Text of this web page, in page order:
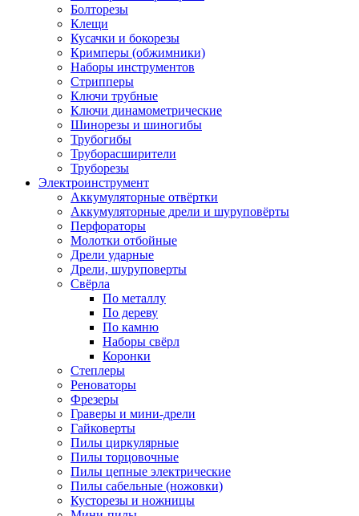
Болторезы
Клещи
Кусачки и бокорезы
Кримперы (обжимники)
Наборы инструментов
Стрипперы
Ключи трубные
Ключи динамометрические
Шинорезы и шиногибы
Трубогибы
Труборасширители
Труборезы
Электроинструмент
Аккумуляторные отвёртки
Аккумуляторные дрели и шуруповёрты
Перфораторы
Молотки отбойные
Дрели ударные
Дрели, шуруповерты
Свёрла
По металлу
По дереву
По камню
Наборы свёрл
Коронки
Степлеры
Реноваторы
Фрезеры
Граверы и мини-дрели
Гайковерты
Пилы циркулярные
Пилы торцовочные
Пилы цепные электрические
Пилы сабельные (ножовки)
Кусторезы и ножницы